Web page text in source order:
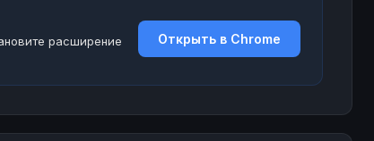
расширение
Открыть в Chrome